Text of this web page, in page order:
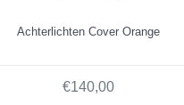
Achterlichten Cover Orange
€140,00